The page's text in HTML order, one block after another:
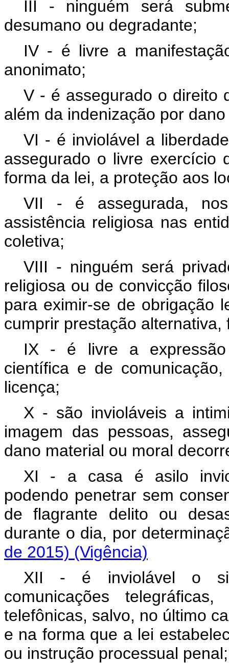
III - ninguém será
desumano ou degradante;
IV - é livre a
anonimato;
V - é assegurado o direito
além da indenização por
VI - é inviolável a
assegurado o livre exercício
forma da lei, a proteção aos
VII - é assegurada,
assistência religiosa nas
coletiva;
VIII - ninguém será
religiosa ou de convicção
para eximir-se de obrigação
cumprir prestação alternativa,
IX - é livre a expressão
científica e de
licença;
X - são invioláveis a
imagem das pessoas,
dano material ou moral
XI - a casa é asilo
podendo penetrar sem
de flagrante delito ou
durante o dia, por
de 2015) (Vigência)
XII - é inviolável o
comunicações
telefônicas, salvo, no último
e na forma que a lei
ou instrução processual